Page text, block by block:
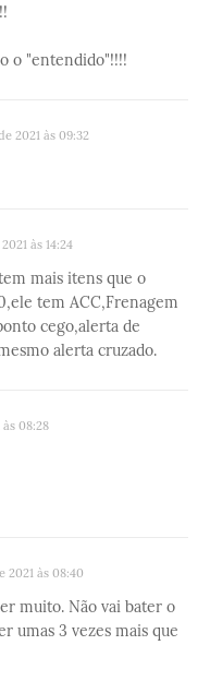
o "entendido"!!!!
2021 às 09:32
às 14:24
mais itens que o
tem ACC,Frenagem
cego,alerta de
alerta cruzado.
às 08:28
2021 às 08:40
muito. Não vai bater o
umas 3 vezes mais que